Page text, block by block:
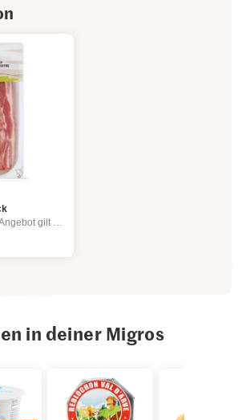
in Selbstbedienung, Angebot gilt nur vom 6.8. bis 12.8.2026, solange Vorrat.
in deiner Migros